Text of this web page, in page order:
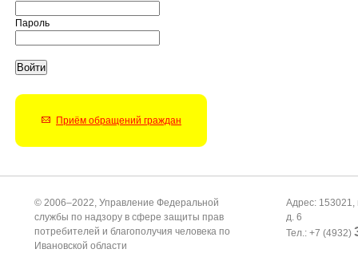
Пароль
Приём обращений граждан
© 2006–2022, Управление Федеральной
службы по надзору в сфере защиты прав
потребителей и благополучия человека по
Ивановской области
Адрес: 153021,
д. 6
Тел.: +7 (4932)